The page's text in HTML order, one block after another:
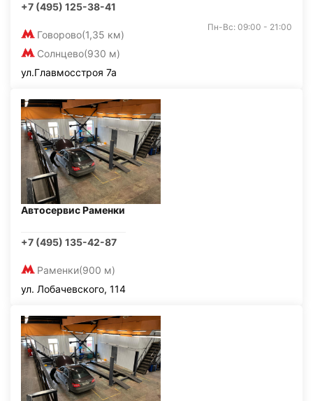
+7 (495) 125-38-41
Говорово(1,35 км)
Солнцево(930 м)
Пн-Вс: 09:00 - 21:00
ул.Главмосстроя 7а
Автосервис Раменки
+7 (495) 135-42-87
Раменки(900 м)
ул. Лобачевского, 114